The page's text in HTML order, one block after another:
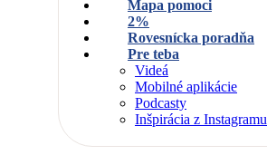
Mapa pomoci
2%
Rovesnícka poradňa
Pre teba
Videá
Mobilné aplikácie
Podcasty
Inšpirácia z Instagramu